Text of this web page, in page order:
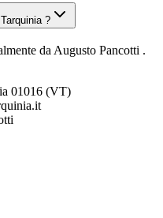
Chi è il rappresentante legale di UNVS Tarquinia ?
da Augusto Pancotti .
01016 (VT)